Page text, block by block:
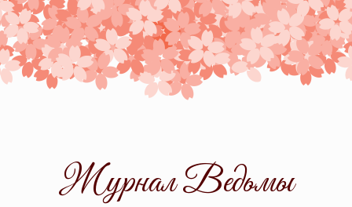
Skip
to
content
Журнал Ведьмы